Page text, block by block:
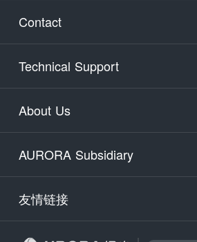
Contact
Technical Support
About Us
AURORA Subsidiary
友情链接